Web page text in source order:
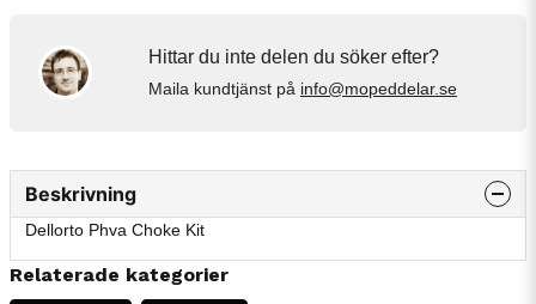
Hittar du inte delen du söker efter?
Maila kundtjänst på info@mopeddelar.se
Beskrivning
Dellorto Phva Choke Kit
Relaterade kategorier